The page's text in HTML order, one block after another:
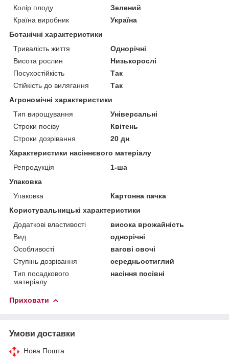
Колір плоду
Зелений
Країна виробник
Україна
Ботанічні характеристики
Тривалість життя
Однорічні
Висота рослин
Низькорослі
Посухостійкість
Так
Стійкість до вилягання
Так
Агрономічні характеристики
Тип вирощування
Універсальні
Строки посіву
Квітень
Строки дозрівання
20 дн
Характеристики насіннєвого матеріалу
Репродукція
1-ша
Упаковка
Упаковка
Картонна пачка
Користувальницькі характеристики
Додаткові властивості
висока врожайність
Вид
однорічні
Особливості
вагові овочі
Ступінь дозрівання
середньостиглий
Тип посадкового
матеріалу
насіння посівні
Приховати
Умови доставки
Нова Пошта